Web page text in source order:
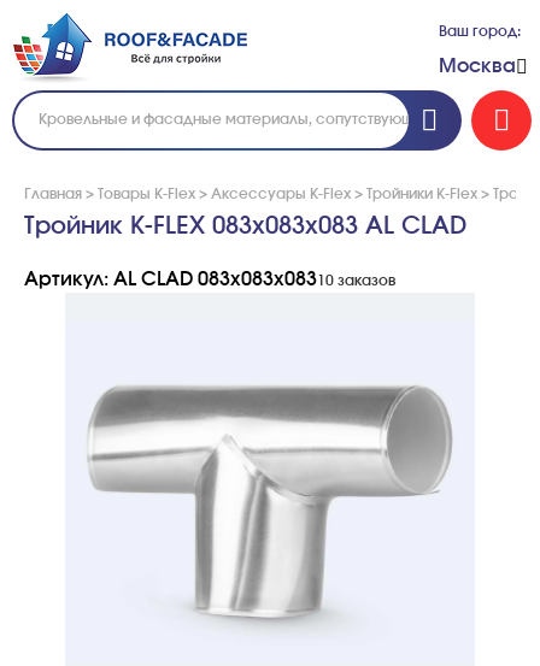
Ваш город:
Москва
Главная > Товары K-Flex > Аксессуары K-Flex > Тройники K-Flex >
Тройник K-FLEX 083x083x083 AL CLAD
Артикул: AL CLAD 083x083x08310 заказов